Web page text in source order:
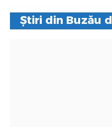
Știri din Buzău